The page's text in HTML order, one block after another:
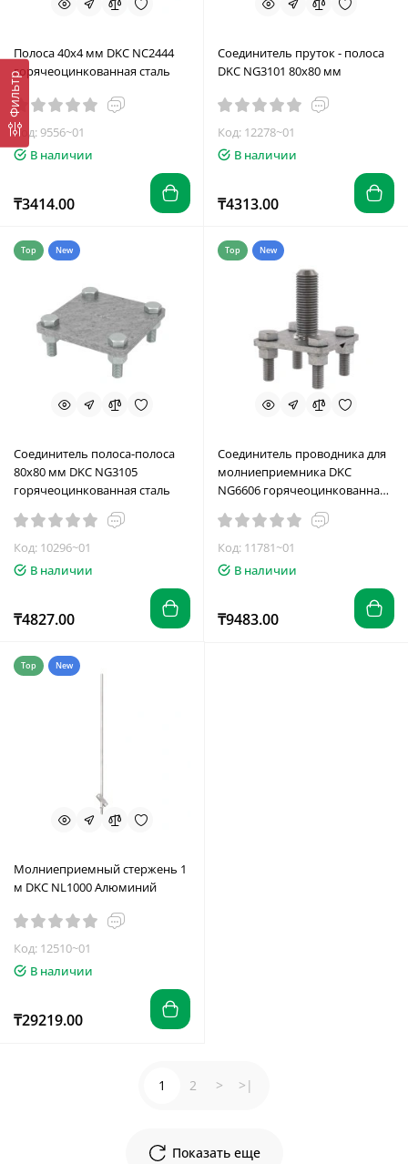
Фильтр
Полоса 40х4 мм DKC NC2444
горячеоцинкованная сталь
Код: 9556~01
В наличии
₸3414.00
Соединитель пруток - полоса
DKC NG3101 80х80 мм
Код: 12278~01
В наличии
₸4313.00
Top New
Соединитель полоса-полоса
80х80 мм DKC NG3105
горячеоцинкованная сталь
Код: 10296~01
В наличии
₸4827.00
Top New
Соединитель проводника для
молниеприемника DKC
NG6606 горячеоцинкованная
Код: 11781~01
В наличии
₸9483.00
Top New
Молниеприемный стержень 1
м DKC NL1000 Алюминий
Код: 12510~01
В наличии
₸29219.00
Показать еще
1 2 > >|